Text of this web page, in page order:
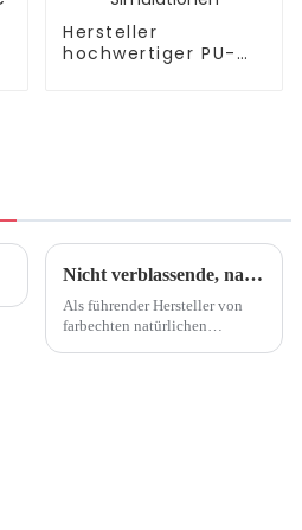
Hersteller
hochwertiger PU-
Nicht verblassende, natürliche Simulation von Anthurium: Hochwertige Herstellung
Als führender Hersteller von
farbechten natürlichen